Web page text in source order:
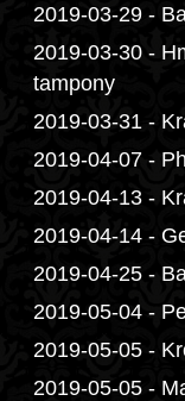
2019-03-29 -
2019-03-30 -
tampony
2019-03-31 -
2019-04-07 -
2019-04-13 -
2019-04-14 -
2019-04-25 -
2019-05-04 -
2019-05-05 -
2019-05-05 -